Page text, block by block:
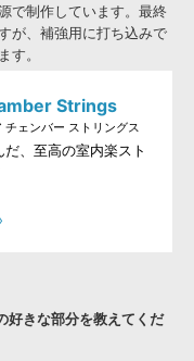
で制作しています。最終
が、補強用に打ち込みで
す。
Strings
チェンバー ストリングス
だ、至高の室内楽スト
好きな部分を教えてくだ